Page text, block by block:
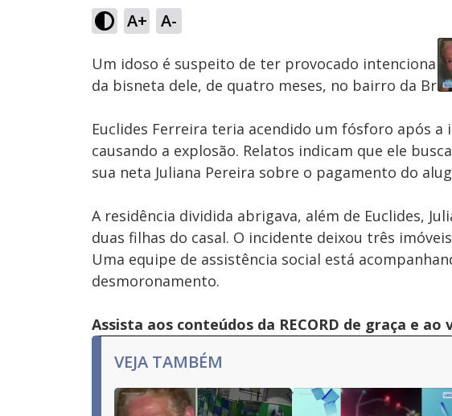
A+ A-
Ativar
Som
22.64%
Um idoso é suspeito de ter provocado
da bisneta dele, de quatro meses, no bairro da
Euclides Ferreira teria acendido um fósforo após
causando a explosão. Relatos indicam que ele
sua neta Juliana Pereira sobre o pagamento do
A residência dividida abrigava, além de Euclides,
duas filhas do casal. O incidente deixou três
Uma equipe de assistência social está
desmoronamento.
Assista aos conteúdos da RECORD de graça e ao
VEJA TAMBÉM